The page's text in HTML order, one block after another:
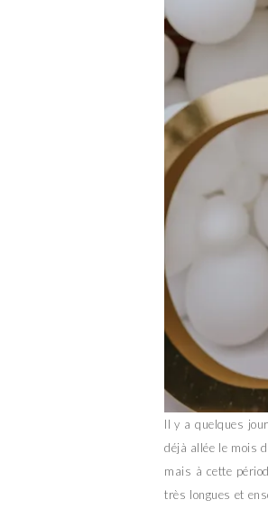
Il y a quelques
déjà allée le mois
mais à cette
très longues et